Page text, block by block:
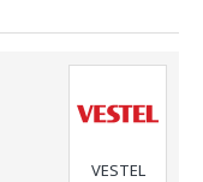
VESTEL